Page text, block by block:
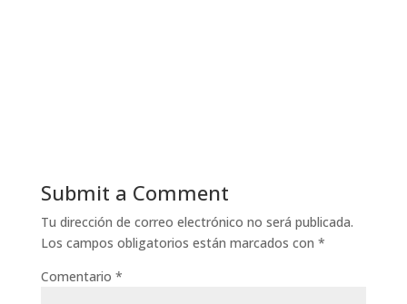
Submit a Comment
Tu dirección de correo electrónico no será publicada.
Los campos obligatorios están marcados con *
Comentario *